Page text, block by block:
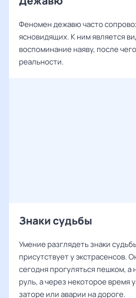
Феномен дежавю часто
ясновидящих. К ним является
воспоминание наяву, после
реальности.
Знаки судьбы
Умение разглядеть знаки
присутствует у экстрасенсов.
сегодня прогуляться пешком, а
руль, а через некоторое время
заторе или аварии на дороге.